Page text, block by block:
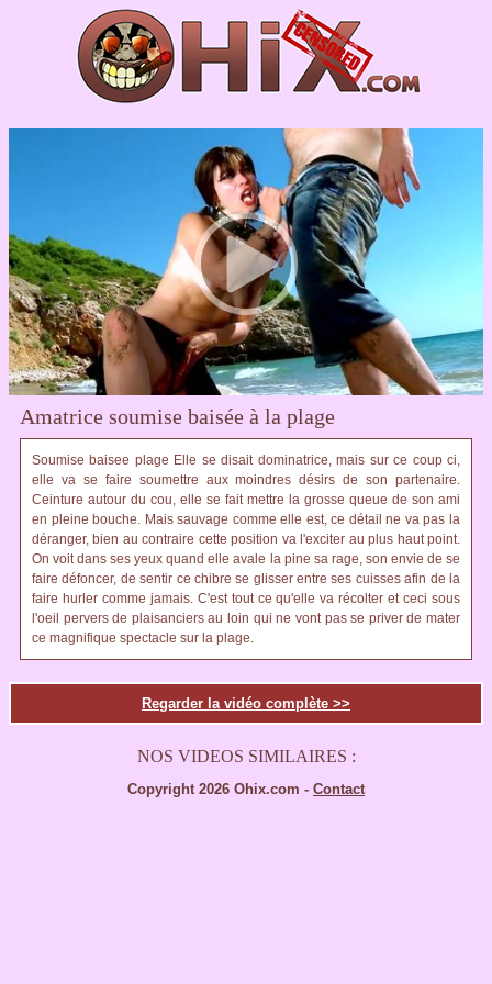
Amatrice soumise baisée à la plage
Soumise baisee plage Elle se disait dominatrice, mais sur ce coup ci,
elle va se faire soumettre aux moindres désirs de son partenaire.
Ceinture autour du cou, elle se fait mettre la grosse queue de son ami
en pleine bouche. Mais sauvage comme elle est, ce détail ne va pas la
déranger, bien au contraire cette position va l'exciter au plus haut point.
On voit dans ses yeux quand elle avale la pine sa rage, son envie de se
faire défoncer, de sentir ce chibre se glisser entre ses cuisses afin de la
faire hurler comme jamais. C'est tout ce qu'elle va récolter et ceci sous
l'oeil pervers de plaisanciers au loin qui ne vont pas se priver de mater
ce magnifique spectacle sur la plage.
Regarder la vidéo complète >>
NOS VIDEOS SIMILAIRES :
Copyright 2026 Ohix.com - Contact